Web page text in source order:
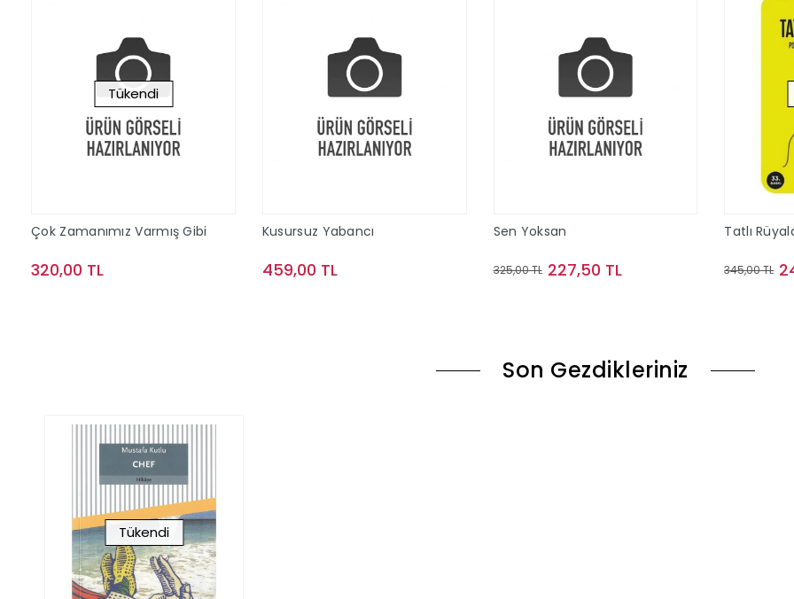
Tükendi
Çok Zamanımız Varmış Gibi
320,00 TL
Kusursuz Yabancı
459,00 TL
Sen Yoksan
325,00 TL 227,50 TL
Tatlı
345,00 TL
Son Gezdikleriniz
Tükendi